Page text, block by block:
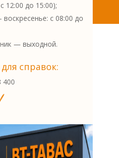
12:00 до 15:00);
воскресенье: с 08:00 до
— выходной.
справок:
400